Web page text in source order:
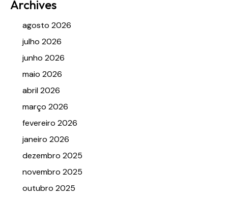
Archives
agosto 2026
julho 2026
junho 2026
maio 2026
abril 2026
março 2026
fevereiro 2026
janeiro 2026
dezembro 2025
novembro 2025
outubro 2025